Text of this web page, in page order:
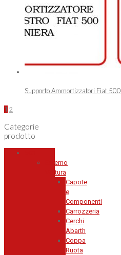
Supporto Ammortizzatori Fiat 500
1 2
Categorie
prodotto
Esterno
Vettura
Capote
e
Componenti
Carrozzeria
Cerchi
Abarth
Coppa
Ruota